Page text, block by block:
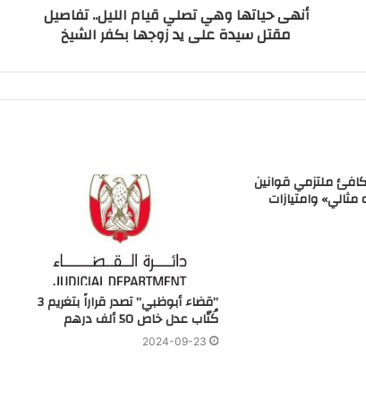
أنهى حياتها وهي تصلي قيام الليل.. تفاصيل
مقتل سيدة على يد زوجها بكفر الشيخ
ملتزمي قوانين
مثالي» وامتيازات
‏”قضاء أبوظبي” تصدر قراراً بتغريم 3
كُتّاب عدل خاص 50 ألف درهم
2024-09-23